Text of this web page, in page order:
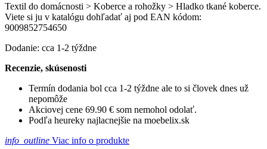
Textil do domácnosti > Koberce a rohožky > Hladko tkané koberce.
Viete si ju v katalógu dohľadať aj pod EAN kódom:
9009852754650
Dodanie: cca 1-2 týždne
Recenzie, skúsenosti
Termín dodania bol cca 1-2 týždne ale to si človek dnes už
nepomôže
Akciovej cene 69.90 € som nemohol odolať.
Podľa heureky najlacnejšie na moebelix.sk
info_outline Viac info o produkte